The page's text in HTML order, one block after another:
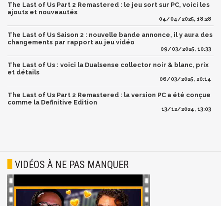
The Last of Us Part 2 Remastered : le jeu sort sur PC, voici les
ajouts et nouveautés
04/04/2025, 18:28
The Last of Us Saison 2 : nouvelle bande annonce, il y aura des
changements par rapport au jeu vidéo
09/03/2025, 10:33
The Last of Us : voici la Dualsense collector noir & blanc, prix
et détails
06/03/2025, 20:14
The Last of Us Part 2 Remastered : la version PC a été conçue
comme la Definitive Edition
13/12/2024, 13:03
VIDÉOS À NE PAS MANQUER